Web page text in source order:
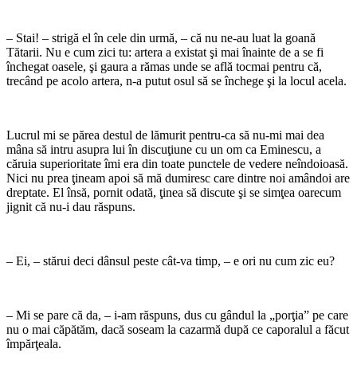
– Stai! – strigă el în cele din urmă, – că nu ne-au luat la goană
Tătarii. Nu e cum zici tu: artera a existat şi mai înainte de a se fi
închegat oasele, şi gaura a rămas unde se află tocmai pentru că,
trecând pe acolo artera, n-a putut osul să se închege şi la locul acela.
Lucrul mi se părea destul de lămurit pentru-ca să nu-mi mai dea
mâna să intru asupra lui în discuţiune cu un om ca Eminescu, a
căruia superioritate îmi era din toate punctele de vedere neîndoioasă.
Nici nu prea ţineam apoi să mă dumiresc care dintre noi amândoi are
dreptate. El însă, pornit odată, ţinea să discute şi se simţea oarecum
jignit că nu-i dau răspuns.
– Ei, – stărui deci dânsul peste cât-va timp, – e ori nu cum zic eu?
– Mi se pare că da, – i-am răspuns, dus cu gândul la „porţia” pe care
nu o mai căpătăm, dacă soseam la cazarmă după ce caporalul a făcut
împărţeala.